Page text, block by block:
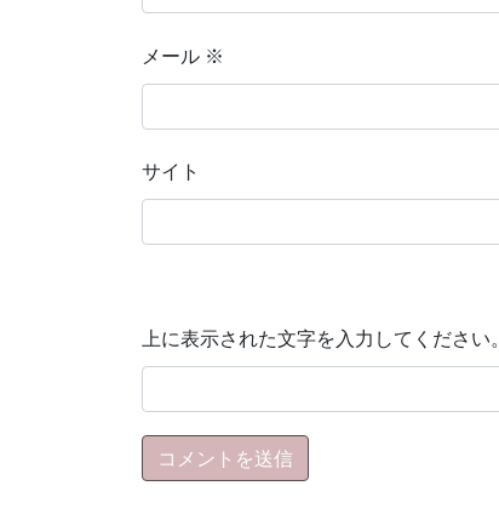
メール ※
サイト
上に表示された文字を入力してください。